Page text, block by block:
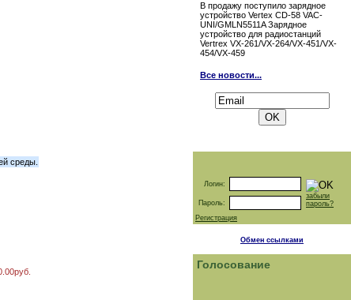
среды.
В продажу поступило зарядное
устройство Vertex СD-58 VAC-
UNI/GMLN5511A Зарядное
устройство для радиостанций
Vertrex VX-261/VX-264/VX-451/VX-
454/VX-459
Все новости...
Логин:
Пароль:
забыли
пароль?
Регистрация
Обмен ссылками
Голосование